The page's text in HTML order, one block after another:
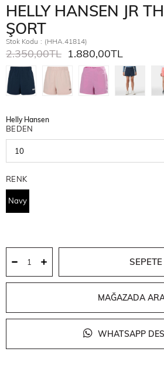
HELLY HANSEN JR
ŞORT
Stok Kodu (HHA.41814)
2.350,00TL 1.880,00TL
Helly Hansen
BEDEN
RENK
Navy
MAĞAZADA
WHATSAPP